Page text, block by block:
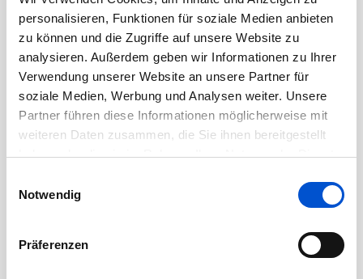
personalisieren, Funktionen für soziale Medien anbieten
zu können und die Zugriffe auf unsere Website zu
analysieren. Außerdem geben wir Informationen zu Ihrer
Verwendung unserer Website an unsere Partner für
soziale Medien, Werbung und Analysen weiter. Unsere
Partner führen diese Informationen möglicherweise mit
weiteren Daten zusammen, die Sie ihnen bereitgestellt
haben oder die sie im Rahmen Ihrer Nutzung der Dienste
Notwendig
Präferenzen
Oktober 2020
September 2020
August 2020
Juli 2020
Juni 2020
Mai 2020
April 2020
Februar 2020